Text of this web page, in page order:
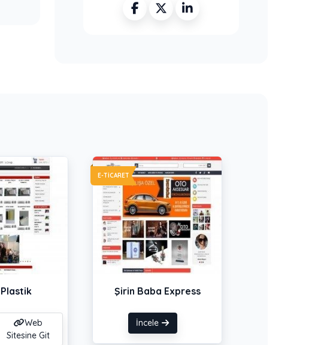
Web
Sitesine Git
E-TICARET
Şirin Baba Express
İncele